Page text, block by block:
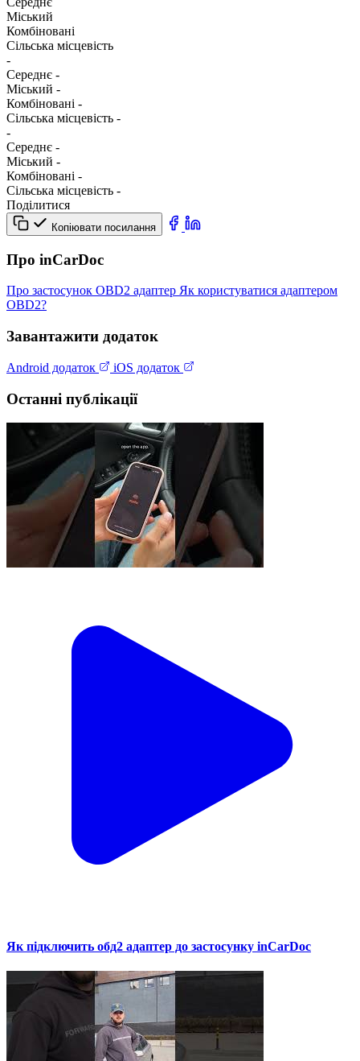
Міський
Комбіновані
Сільська місцевість
-
Середнє -
Міський -
Комбіновані -
Сільська місцевість -
-
Середнє -
Міський -
Комбіновані -
Сільська місцевість -
Поділитися
Копіювати посилання
Про inCarDoc
Про застосунок OBD2 адаптер Як користуватися адаптером
OBD2?
Завантажити додаток
Android додаток iOS додаток
Останні публікації
Як підключить обд2 адаптер до застосунку inCarDoc